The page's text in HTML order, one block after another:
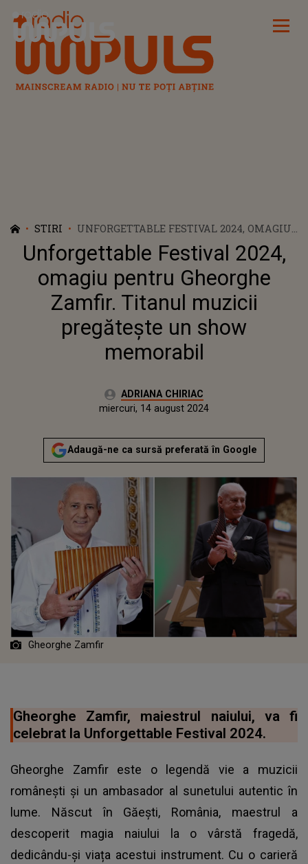
Radio Impuls
STIRI
UNFORGETTABLE FESTIVAL 2024, OMAGIU
PENTRU GHEORGHE ZAMFIR. TITANUL
MUZICII PREGĂTEȘTE UN SHOW
MEMORABIL
Unforgettable Festival 2024,
omagiu pentru Gheorghe
Zamfir. Titanul muzicii
pregătește un show
memorabil
Autor:ADRIANA CHIRIAC
miercuri, 14 august 2024Actualizat:
miercuri, 14 august 2024
Adaugă-ne ca sursă preferată în Google
Gheorghe Zamfir
Gheorghe Zamfir, maiestrul naiului, va fi
celebrat la Unforgettable Festival 2024.
Gheorghe Zamfir este o legendă vie a muzicii
românești și un ambasador al sunetului autentic în
lume. Născut în Găești, România, maestrul a
descoperit magia naiului la o vârstă fragedă,
dedicându-și viața acestui instrument. Cu o carieră